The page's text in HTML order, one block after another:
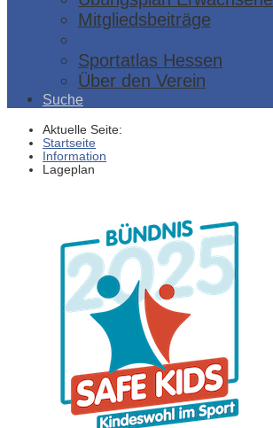
Mitgliedsbeiträge
Sportatlas Hessen
Über den Verein
Suche
Aktuelle Seite:
Startseite
Information
Lageplan